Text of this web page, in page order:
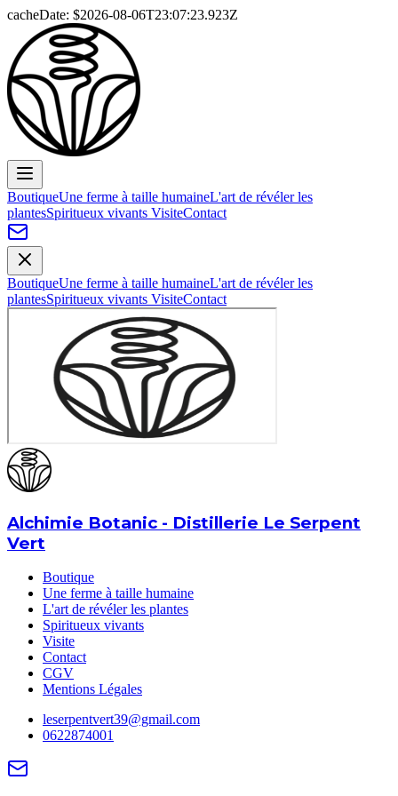
cacheDate: $2026-08-06T23:07:23.923Z
BoutiqueUne ferme à taille humaineL'art de révéler les
plantesSpiritueux vivants VisiteContact
BoutiqueUne ferme à taille humaineL'art de révéler les
plantesSpiritueux vivants VisiteContact
Alchimie Botanic - Distillerie Le Serpent
Vert
Boutique
Une ferme à taille humaine
L'art de révéler les plantes
Spiritueux vivants
Visite
Contact
CGV
Mentions Légales
leserpentvert39@gmail.com
0622874001